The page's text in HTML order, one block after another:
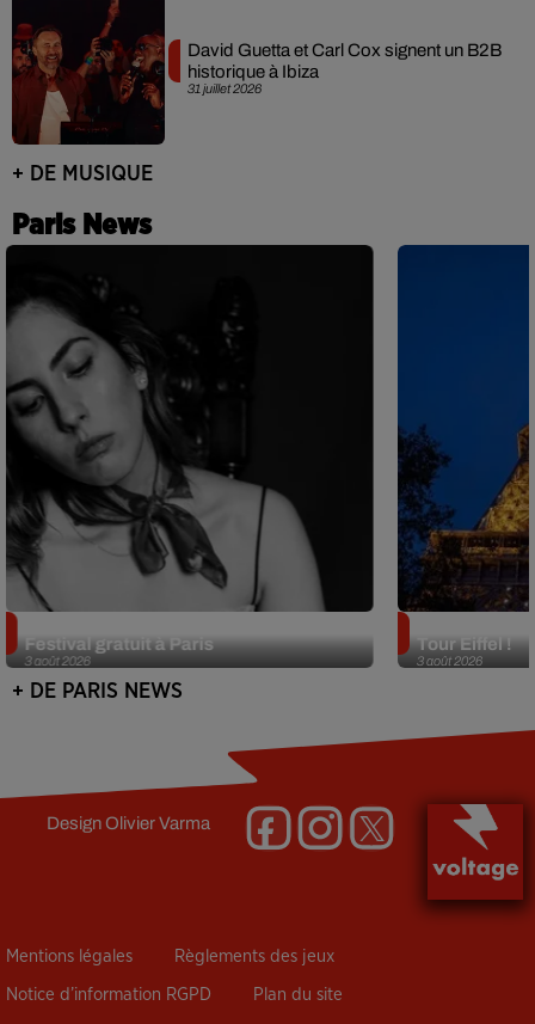
31 juillet 2026
David Guetta et Carl Cox signent un B2B
historique à Ibiza
+ DE MUSIQUE
Paris News
3 août 2026
Festival gratuit à Paris
3 août 2026
Tour Eiffel !
+ DE PARIS NEWS
DesignOlivier Varma
Mentions légales Règlements des jeux
Notice d’information RGPD Plan du site